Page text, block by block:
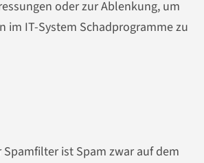
oder zur Ablenkung, um
im IT-System Schadprogramme zu
Spamfilter ist Spam zwar auf dem